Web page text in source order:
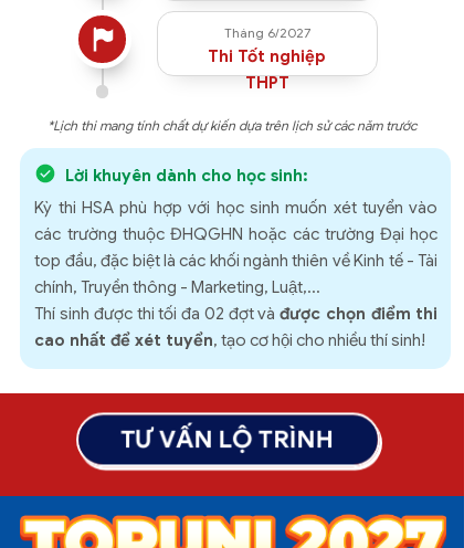
*Lịch thi mang tính chất dự kiến dựa trên lịch sử các năm trước
Kỳ thi HSA phù hợp với học sinh muốn xét tuyển vào
các trường thuộc ĐHQGHN hoặc các trường Đại học
top đầu, đặc biệt là các khối ngành thiên về Kinh tế - Tài
chính, Truyền thông - Marketing, Luật,...
Thí sinh được thi tối đa 02 đợt vàđược chọn điểm thi
cao nhất để xét tuyển, tạo cơ hội cho nhiều thí sinh!
Lời khuyên dành cho học sinh:
Tháng 6/2027
Thi Tốt nghiệp
THPT
TƯ VẤN LỘ TRÌNH